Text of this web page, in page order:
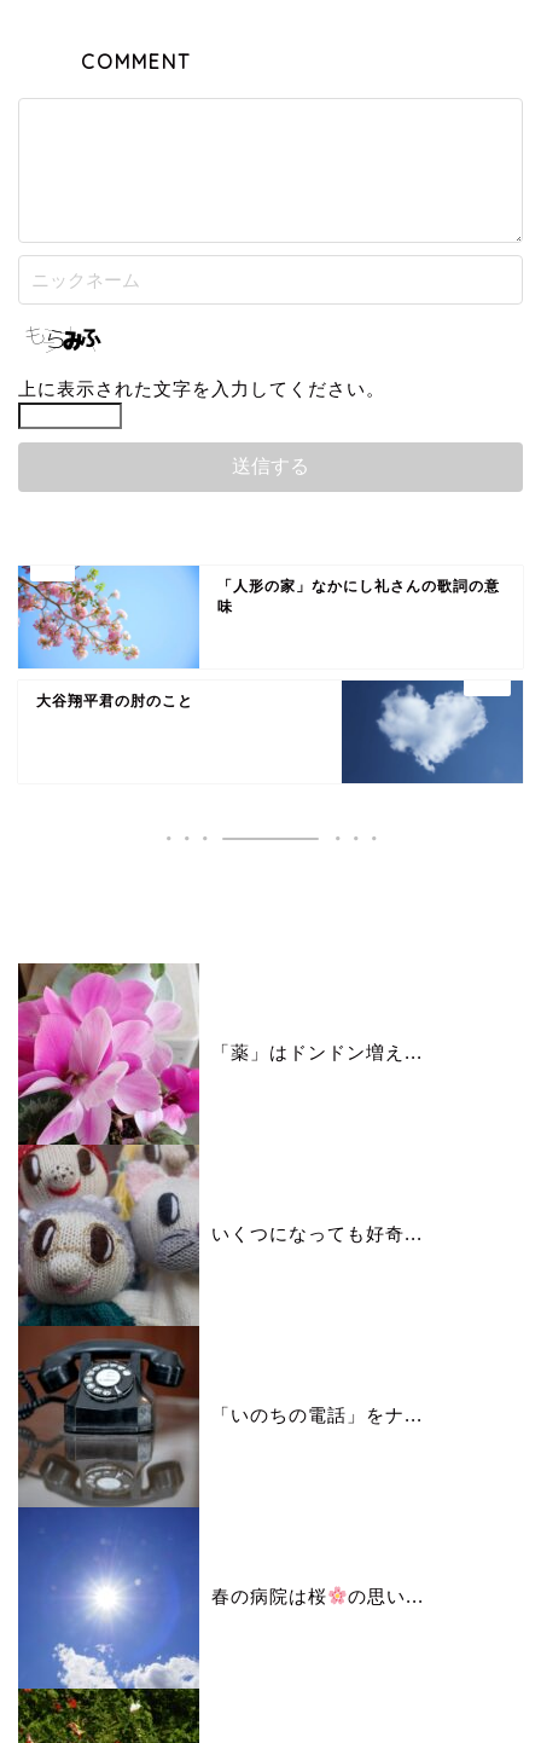
COMMENT
上に表示された文字を入力してください。
「人形の家」なかにし礼さんの歌詞の意
味
大谷翔平君の肘のこと
「薬」はドンドン増え...
いくつになっても好奇...
「いのちの電話」をナ...
春の病院は桜 の思い...